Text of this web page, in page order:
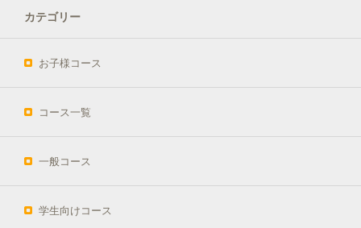
カテゴリー
お子様コース
コース一覧
一般コース
学生向けコース